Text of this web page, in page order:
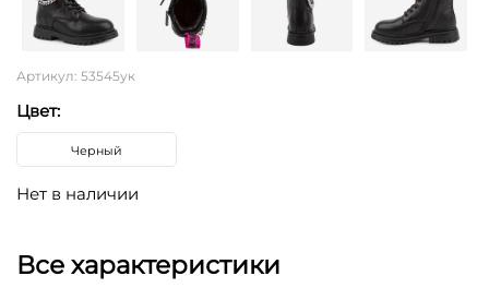
Артикул: 53545ук
Цвет:
Черный
Нет в наличии
Все характеристики